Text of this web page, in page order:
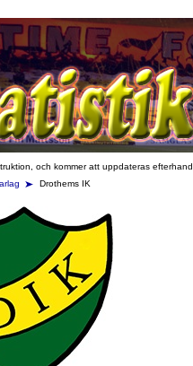
och kommer att uppdateras efterhand.
Drothems IK